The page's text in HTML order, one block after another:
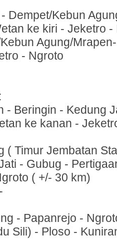
Dempet/Kebun
ke kiri - Jeketro
Agung/
- Ngroto
- Beringin - Kedung
ke kanan -
( Timur Jembatan
- Gubug -
( +/- 30 km)
- Papanrejo -
Sili) - Ploso -